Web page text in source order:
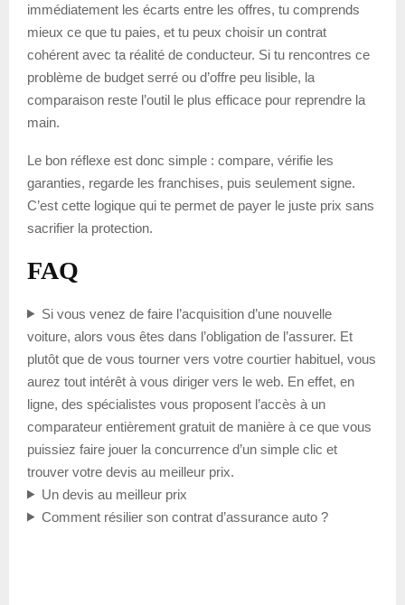
immédiatement les écarts entre les offres, tu comprends
mieux ce que tu paies, et tu peux choisir un contrat
cohérent avec ta réalité de conducteur. Si tu rencontres ce
problème de budget serré ou d’offre peu lisible, la
comparaison reste l’outil le plus efficace pour reprendre la
main.
Le bon réflexe est donc simple : compare, vérifie les
garanties, regarde les franchises, puis seulement signe.
C’est cette logique qui te permet de payer le juste prix sans
sacrifier la protection.
FAQ
Si vous venez de faire l’acquisition d’une nouvelle
voiture, alors vous êtes dans l’obligation de l’assurer. Et
plutôt que de vous tourner vers votre courtier habituel, vous
aurez tout intérêt à vous diriger vers le web. En effet, en
ligne, des spécialistes vous proposent l’accès à un
comparateur entièrement gratuit de manière à ce que vous
puissiez faire jouer la concurrence d’un simple clic et
trouver votre devis au meilleur prix.
Un devis au meilleur prix
Comment résilier son contrat d’assurance auto ?